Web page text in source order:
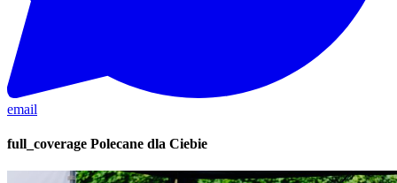
email
full_coverage Polecane dla Ciebie